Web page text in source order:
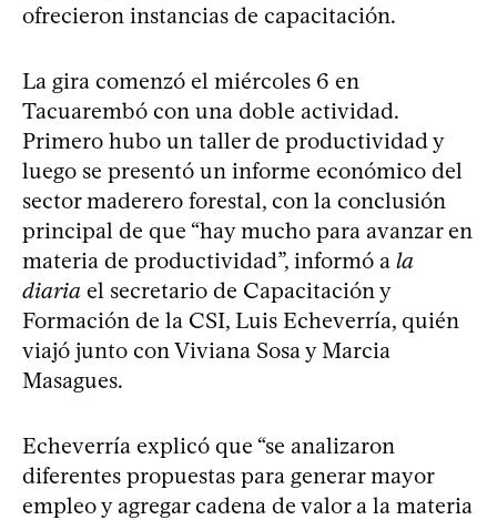
ofrecieron instancias de capacitación.
La gira comenzó el miércoles 6 en
Tacuarembó con una doble actividad.
Primero hubo un taller de productividad y
luego se presentó un informe económico del
sector maderero forestal, con la conclusión
principal de que “hay mucho para avanzar en
materia de productividad”, informó a la
diaria el secretario de Capacitación y
Formación de la CSI, Luis Echeverría, quién
viajó junto con Viviana Sosa y Marcia
Masagues.
Echeverría explicó que “se analizaron
diferentes propuestas para generar mayor
empleo y agregar cadena de valor a la materia